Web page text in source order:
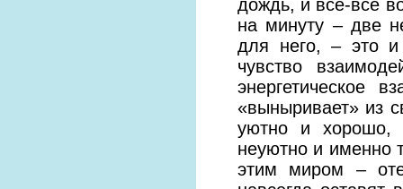
дождь, и всё-всё
на минуту – две
для него, – это и
чувство
энергетическое
«выныривает» из
уютно и хорошо,
неуютно и именно
этим миром –